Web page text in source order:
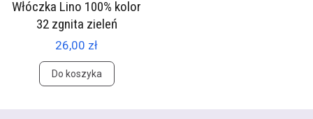
Włóczka Lino 100% kolor
32 zgnita zieleń
26,00 zł
Do koszyka